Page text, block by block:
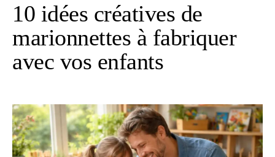
10 idées créatives de
marionnettes à fabriquer
avec vos enfants